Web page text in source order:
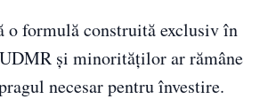
o formulă construită exclusiv în
și minorităților ar rămâne
necesar pentru învestire.